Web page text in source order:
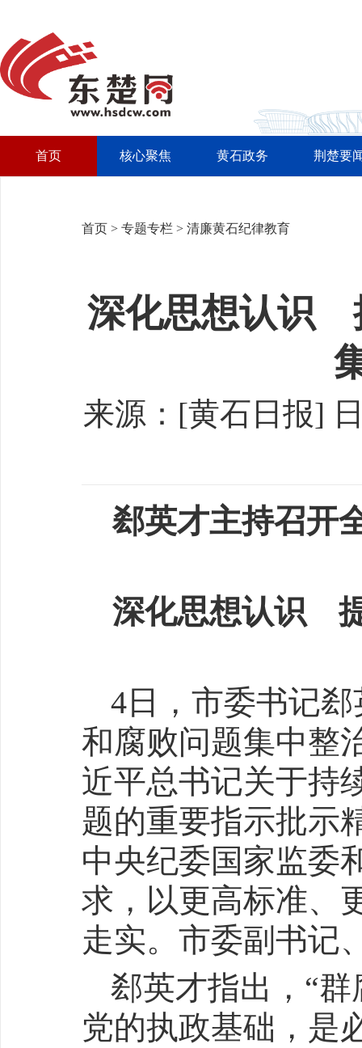
首页 核心聚焦 黄石政务 荆楚要
首页 > 专题专栏 > 清廉黄石纪律教育
深化思想认识
来源：[黄石日报]
郄英才主持召开
深化思想认识
4日，市委书记
和腐败问题集中整
近平总书记关于持
题的重要指示批示
中央纪委国家监委
求，以更高标准、
走实。市委副书记
郄英才指出，“
党的执政基础，是